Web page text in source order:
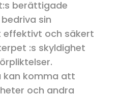
berättigade
sin
och säkert
:s skyldighet
kan komma att
och andra